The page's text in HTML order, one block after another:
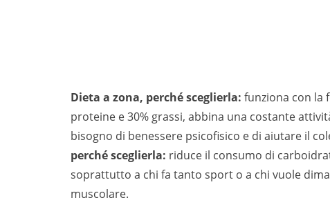
Dieta a zona, perché sceglierla: funziona con la
proteine e 30% grassi, abbina una costante
bisogno di benessere psicofisico e di aiutare il
perché sceglierla: riduce il consumo di
soprattutto a chi fa tanto sport o a chi vuole
muscolare.